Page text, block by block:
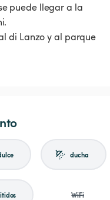
puede llegar a la
di Lanzo y al parque
ducha
WiFi